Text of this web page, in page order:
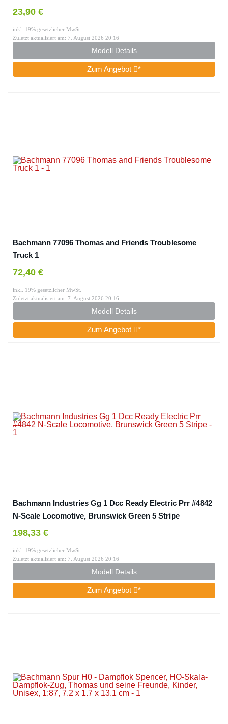
23,90 €
inkl. 19% gesetzlicher MwSt.
Zuletzt aktualisiert am: 7. August 2026 20:16
Modell Details
Zum Angebot *
Bachmann 77096 Thomas and Friends Troublesome
Truck 1
72,40 €
inkl. 19% gesetzlicher MwSt.
Zuletzt aktualisiert am: 7. August 2026 20:16
Modell Details
Zum Angebot *
Bachmann Industries Gg 1 Dcc Ready Electric Prr #4842
N-Scale Locomotive, Brunswick Green 5 Stripe
198,33 €
inkl. 19% gesetzlicher MwSt.
Zuletzt aktualisiert am: 7. August 2026 20:16
Modell Details
Zum Angebot *